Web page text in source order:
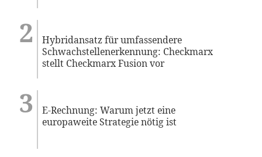
Hybridansatz für umfassendere
Schwachstellenerkennung: Checkmarx
stellt Checkmarx Fusion vor
E-Rechnung: Warum jetzt eine
europaweite Strategie nötig ist